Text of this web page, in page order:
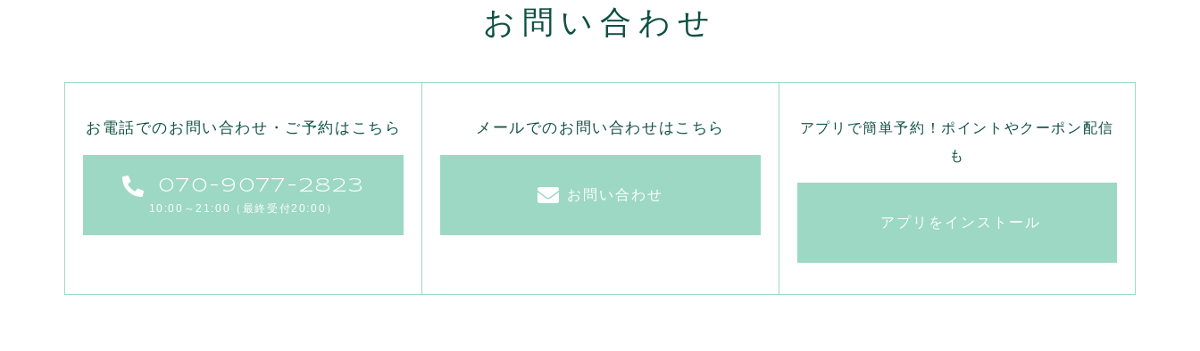
お問い合わせ
お電話でのお問い合わせ・ご予約はこちら
070-9077-2823
10:00～21:00（最終受付20:00）
メールでのお問い合わせはこちら
お問い合わせ
アプリで簡単予約！ポイントやクーポン配信
も
アプリをインストール